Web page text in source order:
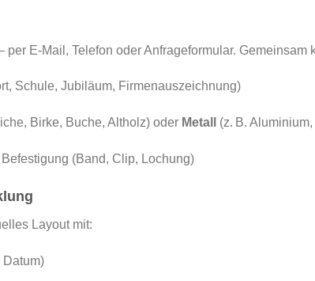
per E-Mail, Telefon oder Anfrageformular. Gemeinsam
Schule, Jubiläum, Firmenauszeichnung)
Birke, Buche, Altholz) oder Metall (z. B.
(Band, Clip, Lochung)
Layout mit:
Datum)